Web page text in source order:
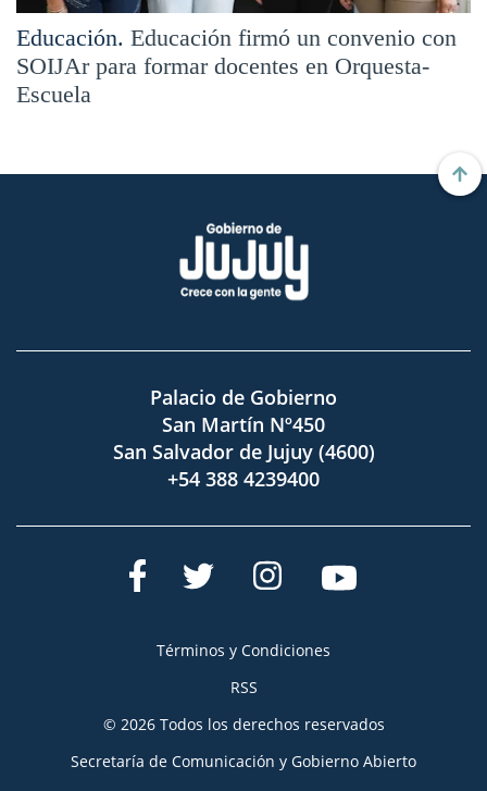
Educación. Educación firmó un convenio con
SOIJAr para formar docentes en Orquesta-
Escuela
Palacio de Gobierno
San Martín Nº450
San Salvador de Jujuy (4600)
+54 388 4239400
Términos y Condiciones
RSS
© 2026 Todos los derechos reservados
Secretaría de Comunicación y Gobierno Abierto